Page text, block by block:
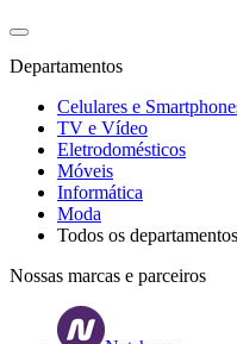
Departamentos
Celulares e
TV e Vídeo
Eletrodomésticos
Móveis
Informática
Moda
Todos os departamentos
Nossas marcas e parceiros